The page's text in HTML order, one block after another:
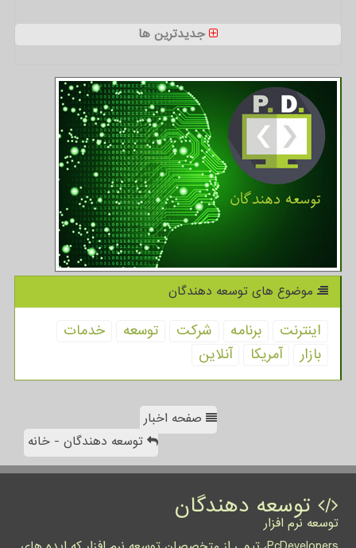
جدیدترین ها
موضوع های توسعه دهندگان
اینترنت برنامه شركت توسعه
خدمات
بازار
آمریكا آنلاین
صفحه اخبار
توسعه دهندگان - خانه
توسعه دهندگان
توسعه نرم افزار